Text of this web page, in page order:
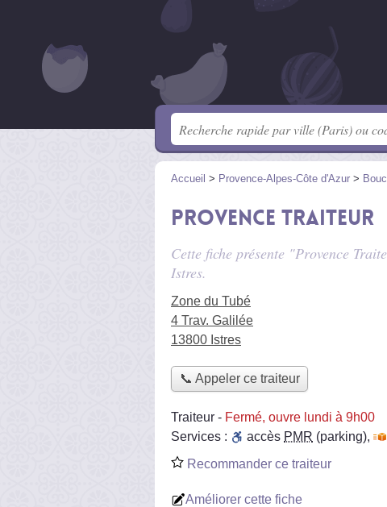
Accueil > Provence-Alpes-Côte d'Azur >
Provence Traiteur
Cette fiche présente "Provence
Istres.
Zone du Tubé
4 Trav. Galilée
13800 Istres
📞 Appeler ce traiteur
Traiteur - Fermé, ouvre lundi à 9h00
Services :
accès PMR (parking),
Recommander ce traiteur
Améliorer cette fiche